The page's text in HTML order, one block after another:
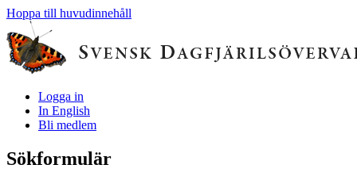
Hoppa till huvudinnehåll
Logga in
In English
Bli medlem
Sökformulär